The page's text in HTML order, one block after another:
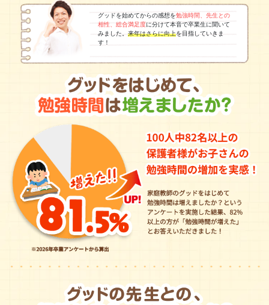
グッドを始めてからの感想を勉強時間、先生との
相性、総合満足度に分けて本音で卒業生に聞いて
みました。来年はさらに向上を目指していきま
す！